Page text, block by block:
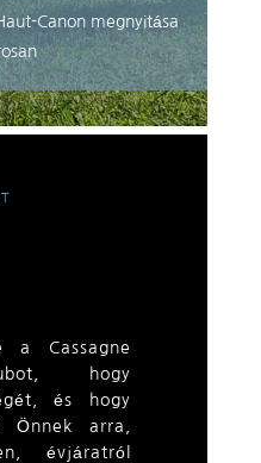
Canon megnyitása
a Cassagne
hogy
és hogy
Önnek arra,
évjáratról